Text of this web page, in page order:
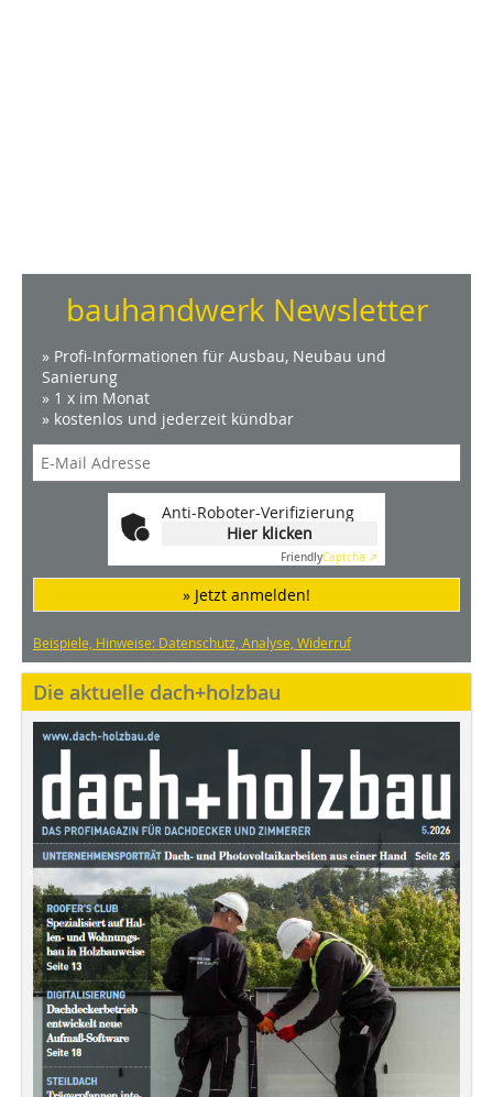
bauhandwerk Newsletter
» Profi-Informationen für Ausbau, Neubau und
Sanierung
» 1 x im Monat
» kostenlos und jederzeit kündbar
Anti-Roboter-Verifizierung
Hier klicken
FriendlyCaptcha ⇗
» Jetzt anmelden!
Beispiele, Hinweise: Datenschutz, Analyse, Widerruf
Die aktuelle dach+holzbau